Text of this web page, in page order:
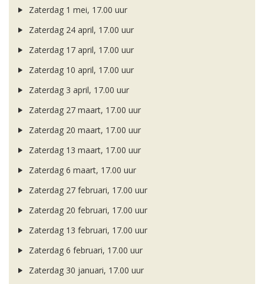
Zaterdag 1 mei, 17.00 uur
Zaterdag 24 april, 17.00 uur
Zaterdag 17 april, 17.00 uur
Zaterdag 10 april, 17.00 uur
Zaterdag 3 april, 17.00 uur
Zaterdag 27 maart, 17.00 uur
Zaterdag 20 maart, 17.00 uur
Zaterdag 13 maart, 17.00 uur
Zaterdag 6 maart, 17.00 uur
Zaterdag 27 februari, 17.00 uur
Zaterdag 20 februari, 17.00 uur
Zaterdag 13 februari, 17.00 uur
Zaterdag 6 februari, 17.00 uur
Zaterdag 30 januari, 17.00 uur